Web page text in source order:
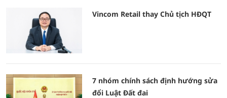
Vincom Retail thay Chủ tịch HĐQT
7 nhóm chính sách định hướng sửa
đổi Luật Đất đai